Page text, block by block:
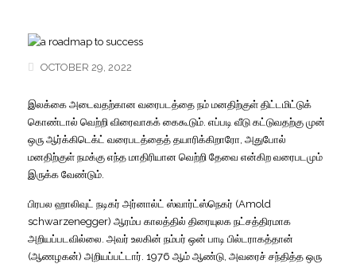
OCTOBER 29, 2022
இலக்கை அடைவதற்கான வரைபடத்தை நம் மனதிற்குள் திட்டமிட்டுக்
கொண்டால் வெற்றி விரைவாகக் கைகூடும். எப்படி வீடு கட்டுவதற்கு முன்
ஒரு ஆர்க்கிடெக்ட் வரைபடத்தைத் தயாரிக்கிறாரோ, அதுபோல்
மனதிற்குள் நமக்கு எந்த மாதிரியான வெற்றி தேவை என்கிற வரைபடமும்
இருக்க வேண்டும்.
பிரபல ஹாலிவுட் நடிகர் அர்னால்ட் ஸ்வார்ட்ஸ்நெகர் (Amold
schwarzenegger) ஆரம்ப காலத்தில் திரையுலக நட்சத்திரமாக
அறியப்படவில்லை. அவர் உலகின் நம்பர் ஒன் பாடி பில்டராகத்தான்
(ஆணழகன்) அறியப்பட்டார். 1976 ஆம் ஆண்டு, அவரைச் சந்தித்த ஒரு